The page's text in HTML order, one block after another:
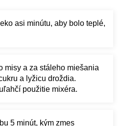
asi minútu, aby bolo teplé,
misy a za stáleho miešania
a lyžicu droždia.
použitie mixéra.
5 minút, kým zmes